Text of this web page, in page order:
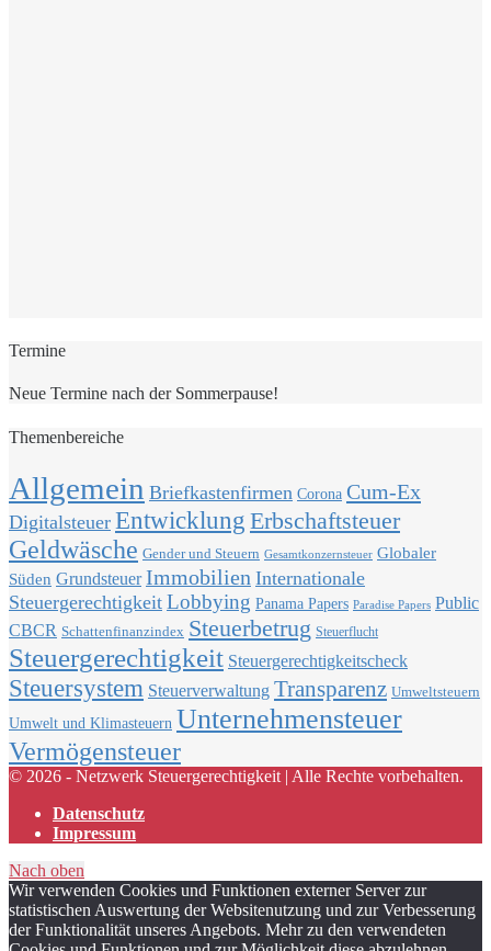
Termine
Neue Termine nach der Sommerpause!
Themenbereiche
Allgemein Briefkastenfirmen Corona Cum-Ex
Digitalsteuer Entwicklung Erbschaftsteuer
Geldwäsche Gender und Steuern Gesamtkonzernsteuer Globaler
Süden Grundsteuer Immobilien Internationale
Steuergerechtigkeit Lobbying Panama Papers Paradise Papers Public
CBCR Schattenfinanzindex Steuerbetrug Steuerflucht
Steuergerechtigkeit Steuergerechtigkeitscheck
Steuersystem Steuerverwaltung Transparenz Umweltsteuern
Umwelt und Klimasteuern Unternehmensteuer
Vermögensteuer
© 2026 - Netzwerk Steuergerechtigkeit | Alle Rechte vorbehalten.
Datenschutz
Impressum
Nach oben
Wir verwenden Cookies und Funktionen externer Server zur
statistischen Auswertung der Websitenutzung und zur Verbesserung
der Funktionalität unseres Angebots. Mehr zu den verwendeten